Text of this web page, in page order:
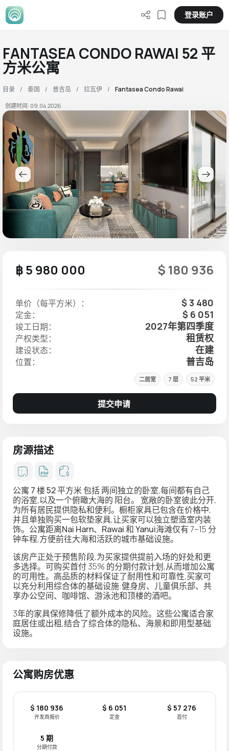
登录账户
FANTASEA CONDO RAWAI 52 平
方米公寓
目录 泰国 普吉岛 拉瓦伊 Fantasea Condo Rawai
创建时间: 09.04.2026
฿ 5 980 000 $ 180 936
单价（每平方米）： $ 3 480
定金： $ 6 051
竣工日期： 2027年第四季度
产权类型： 租赁权
建设状态： 在建
位置： 普吉岛
二居室 7 层 52 平米
提交申请
房源描述
公寓 7 楼 52 平方米包括两间独立的卧室,每间都有自己
的浴室,以及一个俯瞰大海的 阳台。 宽敞的卧室彼此分开,
为所有居民提供隐私和便利。橱柜家具已包含在价格中,
并且单独购买一包软垫家具,让买家可以独立塑造室内装
饰。公寓距离Nai Harn、Rawai 和 Yanui海滩仅有 7–15 分
钟车程,方便前往大海和活跃的城市基础设施。
该房产正处于预售阶段,为买家提供提前入场的好处和更
多选择。可购买首付 35% 的分期付款计划,从而增加公寓
的可用性。高品质的材料保证了耐用性和可靠性,买家可
以充分利用综合体的基础设施:健身房、儿童俱乐部、共
享办公空间、咖啡馆、游泳池和顶楼的酒吧。
3年的家具保修降低了额外成本的风险。这些公寓适合家
庭居住或出租,结合了综合体的隐私、海景和即用型基础
设施。
公寓购房优惠
$ 180 936
开发商报价
$ 6 051
定金
$ 57 276
首付
5 期
分期付款